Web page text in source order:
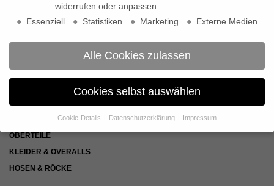
+49 40 46009041
KOLLEKTION
OBERTEILE
KLEIDER & OVERALLS
HOSEN & RÖCKE
widerrufen oder anpassen.
Essenziell
Statistiken Marketing Externe Medien
Alle Cookies zulassen
Cookies selbst auswählen
Cookie-Details Datenschutzerklärung Impressum
Datenschutzeinstellungen
Wenn Sie unter 16 Jahre alt sind und Ihre Zustimmung zu
freiwilligen Diensten geben möchten, müssen Sie Ihre